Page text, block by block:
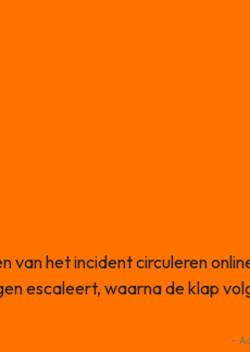
van het incident circuleren
escaleert, waarna de klap
-